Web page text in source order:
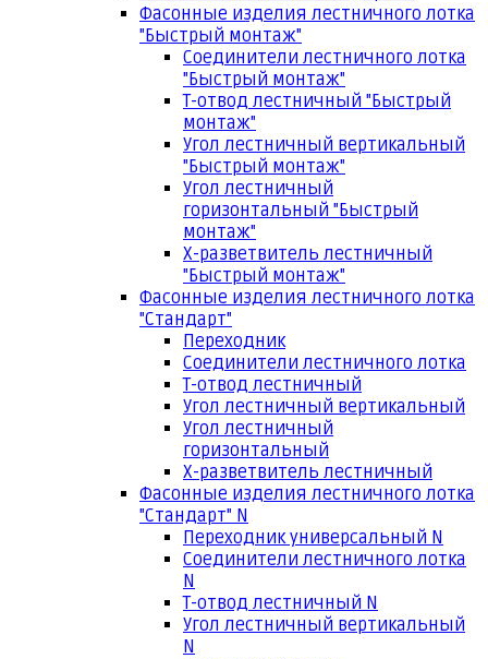
Фасонные изделия лестничного лотка
"Быстрый монтаж"
Соединители лестничного лотка
"Быстрый монтаж"
Т-отвод лестничный "Быстрый
монтаж"
Угол лестничный вертикальный
"Быстрый монтаж"
Угол лестничный
горизонтальный "Быстрый
монтаж"
Х-разветвитель лестничный
"Быстрый монтаж"
Фасонные изделия лестничного лотка
"Стандарт"
Переходник
Соединители лестничного лотка
Т-отвод лестничный
Угол лестничный вертикальный
Угол лестничный
горизонтальный
Х-разветвитель лестничный
Фасонные изделия лестничного лотка
"Стандарт" N
Переходник универсальный N
Соединители лестничного лотка
N
Т-отвод лестничный N
Угол лестничный вертикальный
N